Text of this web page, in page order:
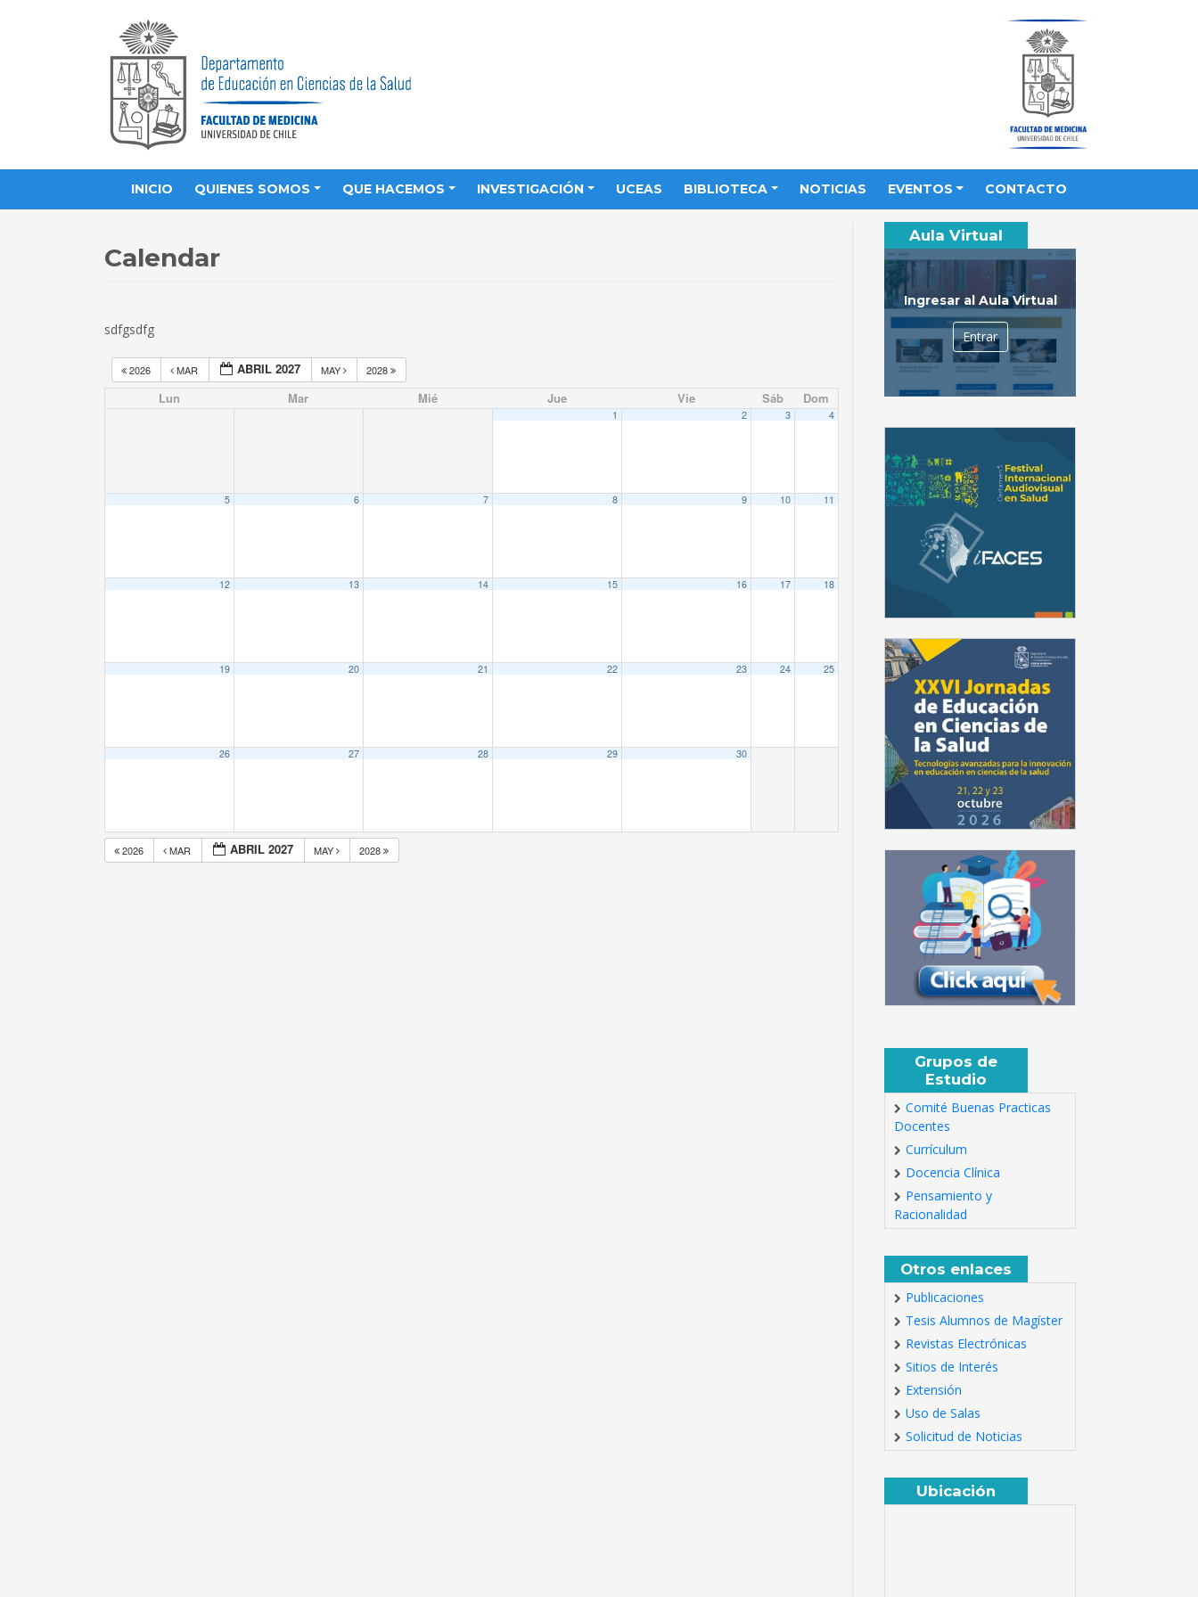
INICIO QUIENES SOMOS QUE HACEMOS INVESTIGACIÓN UCEAS BIBLIOTECA NOTICIAS EVENTOS CONTACTO
Calendar
sdfgsdfg
2026 MAR ABRIL 2027 MAY 2028
Lun Mar Mié Jue Vie Sáb Dom
1 2 3 4
5 6 7 8 9 10 11
12 13 14 15 16 17 18
19 20 21 22 23 24 25
26 27 28 29 30
2026 MAR ABRIL 2027 MAY 2028
Aula Virtual
Ingresar al Aula Virtual
Entrar
Grupos de
Estudio
Comité Buenas Practicas
Docentes
Currículum
Docencia Clínica
Pensamiento y
Racionalidad
Otros enlaces
Publicaciones
Tesis Alumnos de Magíster
Revistas Electrónicas
Sitios de Interés
Extensión
Uso de Salas
Solicitud de Noticias
Ubicación